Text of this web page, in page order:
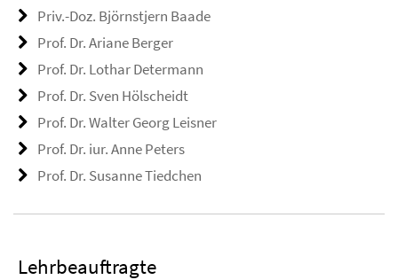
Priv.-Doz. Björnstjern Baade
Prof. Dr. Ariane Berger
Prof. Dr. Lothar Determann
Prof. Dr. Sven Hölscheidt
Prof. Dr. Walter Georg Leisner
Prof. Dr. iur. Anne Peters
Prof. Dr. Susanne Tiedchen
Lehrbeauftragte